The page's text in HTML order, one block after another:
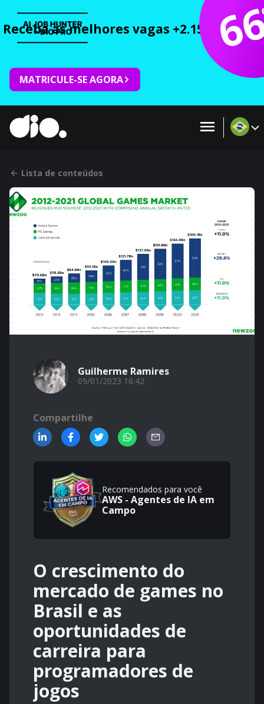
Receba as melhores vagas +2.150 cursos
MATRICULE-SE AGORA
Lista de conteúdos
Guilherme Ramires
09/01/2023 16:42
Compartilhe
Recomendados para você
AWS - Agentes de IA em
Campo
O crescimento do
mercado de games no
Brasil e as
oportunidades de
carreira para
programadores de
jogos